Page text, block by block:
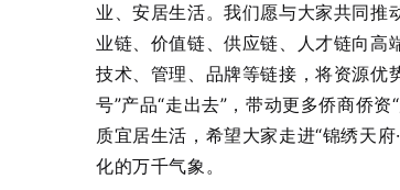
业、安居生活。我们愿与大家共同推
业链、价值链、供应链、人才链向高
技术、管理、品牌等链接，将资源优
号”产品“走出去”，带动更多侨商侨
质宜居生活，希望大家走进“锦绣天
化的万千气象。